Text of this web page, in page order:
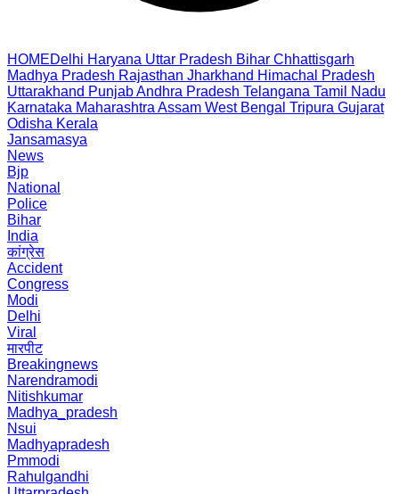
HOMEDelhi Haryana Uttar Pradesh Bihar Chhattisgarh
Madhya Pradesh Rajasthan Jharkhand Himachal Pradesh
Uttarakhand PunjabAndhra Pradesh Telangana Tamil Nadu
Karnataka Maharashtra Assam West Bengal Tripura Gujarat
Odisha Kerala
Jansamasya
News
Bjp
National
Police
Bihar
India
कांग्रेस
Accident
Congress
Modi
Delhi
Viral
मारपीट
Breakingnews
Narendramodi
Nitishkumar
Madhya_pradesh
Nsui
Madhyapradesh
Pmmodi
Rahulgandhi